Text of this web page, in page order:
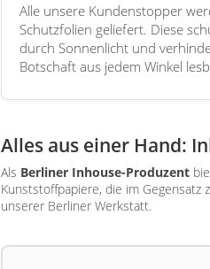
Alle unsere Kundenstopper
Schutzfolien geliefert. Diese
durch Sonnenlicht und
Botschaft aus jedem Winkel
Alles aus einer Hand:
Als Berliner Inhouse-Produzent
Kunststoffpapiere, die im
unserer Berliner Werkstatt.